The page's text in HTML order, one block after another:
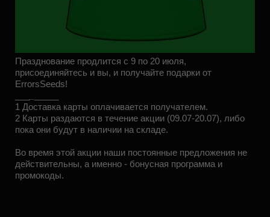
Празднование продлится с 9 по 20 июля,
присоединяйтесь и вы, и получайте подарки от
ErrorsSeeds!
1 Доставка карты оплачивается получателем.
2 Карты раздаются в течение акции (09.07-20.07), либо
пока они будут в наличии на складе.
Во время этой акции наши постоянные предложения не
действительны, а именно - бонусная программа и
промокоды.